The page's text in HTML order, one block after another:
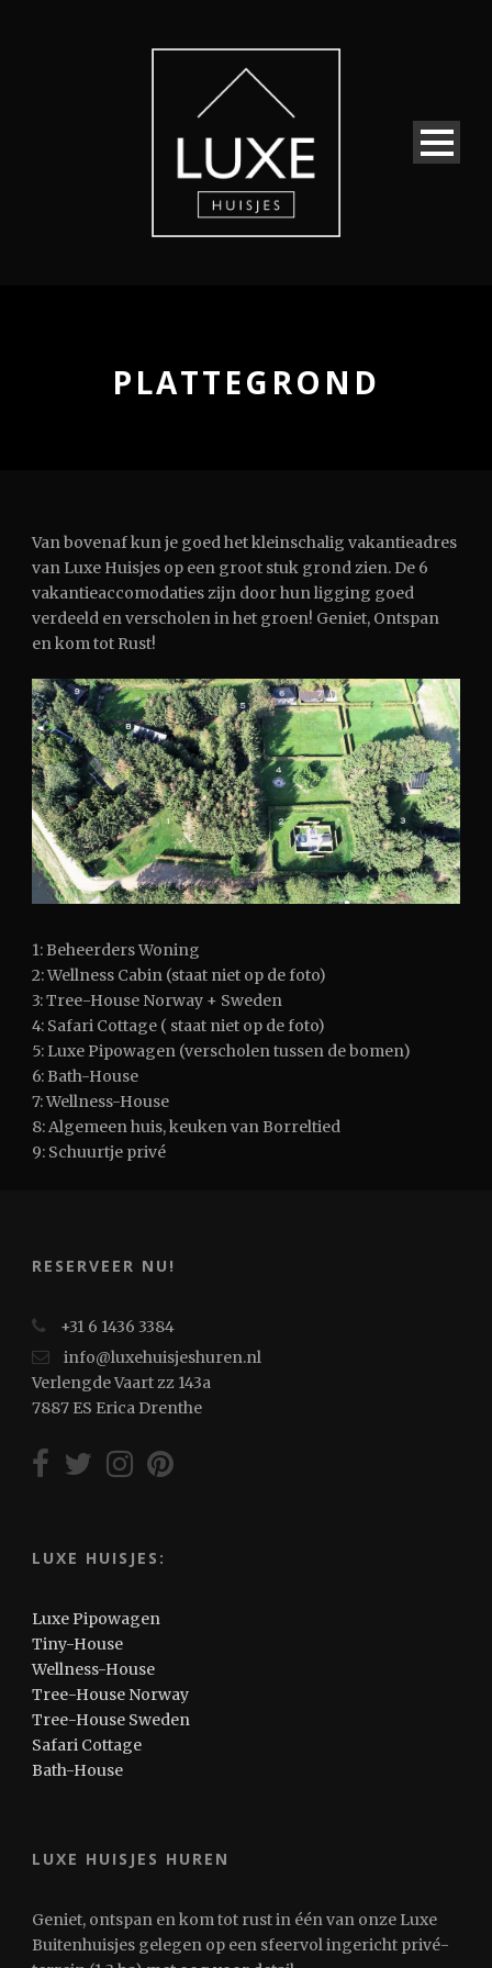
PLATTEGROND
Van bovenaf kun je goed het kleinschalig vakantieadres
van Luxe Huisjes op een groot stuk grond zien. De 6
vakantieaccomodaties zijn door hun ligging goed
verdeeld en verscholen in het groen! Geniet, Ontspan
en kom tot Rust!
1: Beheerders Woning
2: Wellness Cabin (staat niet op de foto)
3: Tree-House Norway + Sweden
4: Safari Cottage ( staat niet op de foto)
5: Luxe Pipowagen (verscholen tussen de bomen)
6: Bath-House
7: Wellness-House
8: Algemeen huis, keuken van Borreltied
9: Schuurtje privé
RESERVEER NU!
+31 6 1436 3384
info@luxehuisjeshuren.nl
Verlengde Vaart zz 143a
7887 ES Erica Drenthe
LUXE HUISJES:
Luxe Pipowagen
Tiny-House
Wellness-House
Tree-House Norway
Tree-House Sweden
Safari Cottage
Bath-House
LUXE HUISJES HUREN
Geniet, ontspan en kom tot rust in één van onze Luxe
Buitenhuisjes gelegen op een sfeervol ingericht privé-